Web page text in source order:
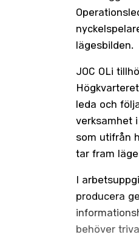
lägesbilden.
JOC OLi
leda och
verksamhet
som utifrån
tar fram
I
producera
behöver